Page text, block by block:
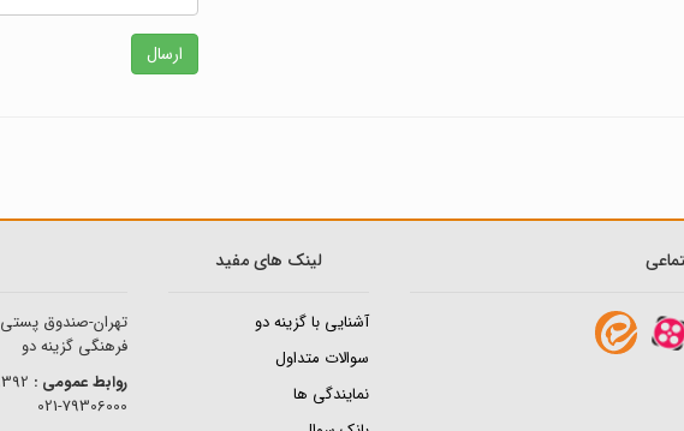
ارسال
لینک های مفید
آشنایی با گزینه دو
سوالات متداول
نمایندگی ها
تهران-صندوق پستی
فرهنگی گزینه دو
روابط عمومی :
79306000-021